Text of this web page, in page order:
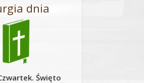
dnia
Święto